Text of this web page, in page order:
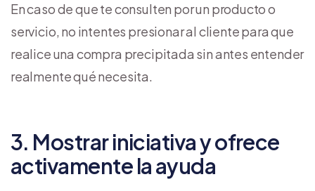
En caso de que te consulten por un producto o
servicio, no intentes presionar al cliente para que
realice una compra precipitada sin antes entender
realmente qué necesita.
3. Mostrar iniciativa y ofrece
activamente la ayuda